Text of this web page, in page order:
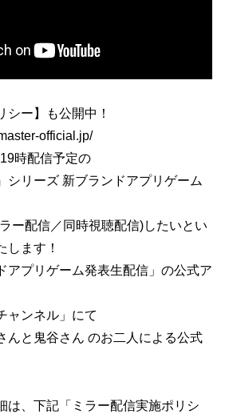
シー】も公開中！
official.jp/
時配信予定の
シリーズ 新ブランドアプリゲーム
ー配信／同時視聴配信)したいとい
します！
アプリゲーム発表生配信」の公式ア
ャンネル」にて
んと鬼谷さん のお二人による公式
は、下記「ミラー配信実施ポリシ